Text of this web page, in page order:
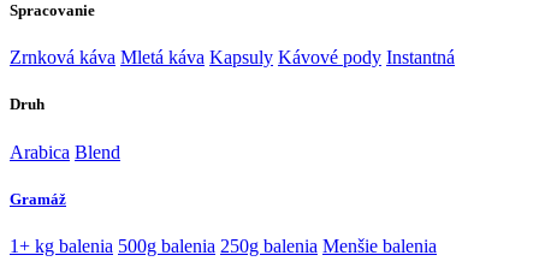
Spracovanie
Zrnková káva Mletá káva Kapsuly Kávové pody Instantná
Druh
Arabica Blend
Gramáž
1+ kg balenia 500g balenia 250g balenia Menšie balenia